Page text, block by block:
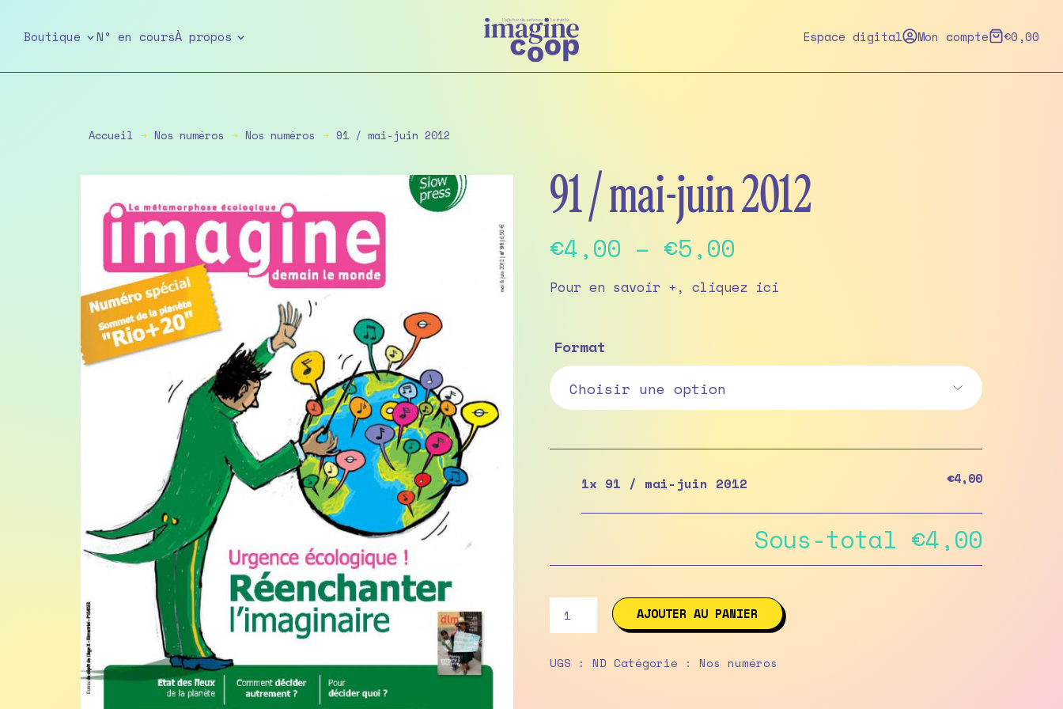
Boutique N° en coursÀ propos Espace digital Mon compte €0,00
Accueil ➔ Nos numéros ➔ Nos numéros ➔ 91 / mai-juin 2012
91 / mai-juin 2012
€4,00 – €5,00Price
range:
Pour en savoir +, cliquezici
Format
1x 91 / mai-juin 2012 €4,00
Sous-total €4,00
91
mai-
AJOUTER AU PANIER
UGS : ND Catégorie : Nos numéros